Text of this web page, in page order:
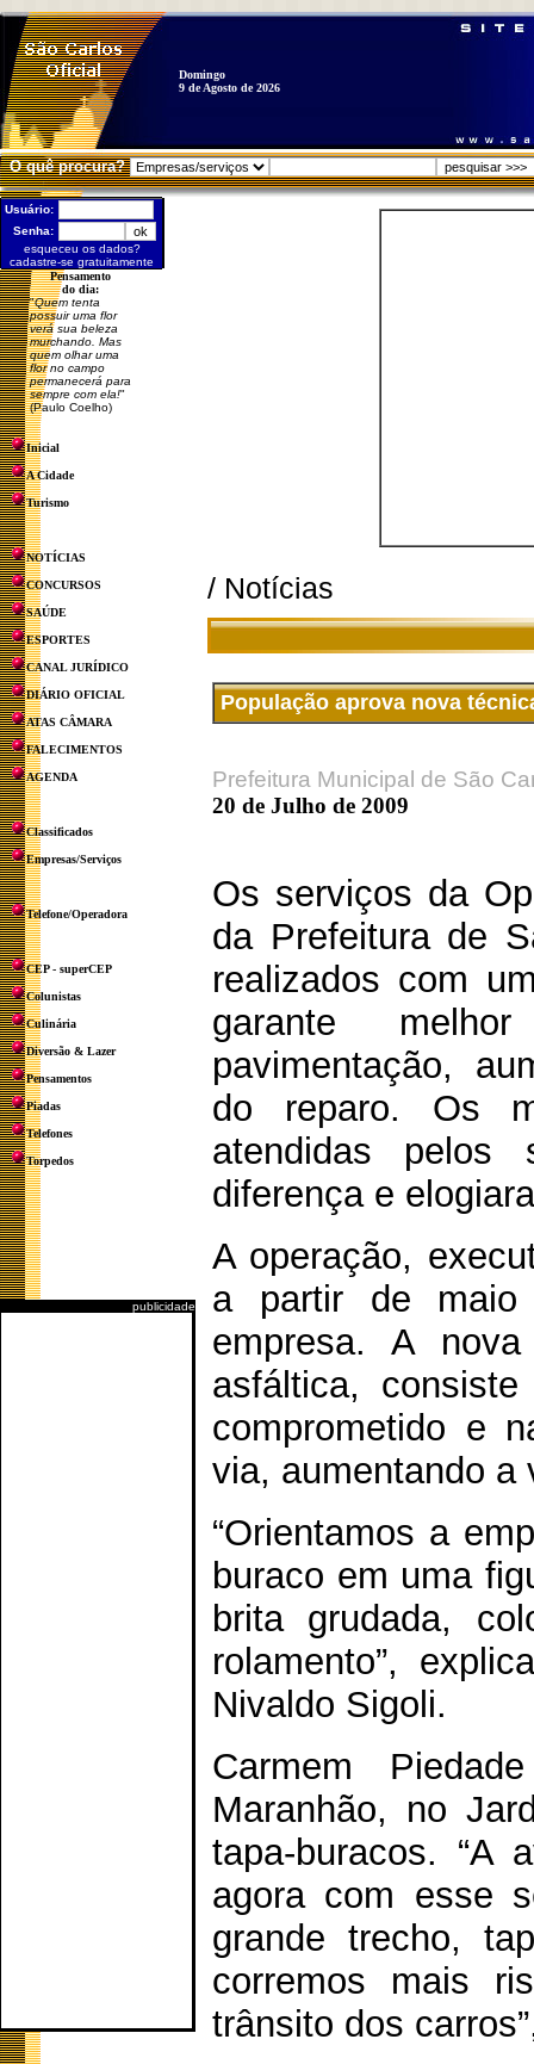
Domingo
9 de Agosto de 2026
O quê procura?
Usuário:
Senha:
esqueceu os dados?
cadastre-se gratuitamente
Pensamento
do dia:
"Quem tenta
possuir uma flor
verá sua beleza
murchando. Mas
quem olhar uma
flor no campo
permanecerá para
sempre com ela!"
(Paulo Coelho)
Inicial
A Cidade
Turismo
NOTÍCIAS
CONCURSOS
SAÚDE
ESPORTES
CANAL JURÍDICO
DIÁRIO OFICIAL
ATAS CÂMARA
FALECIMENTOS
AGENDA
Classificados
Empresas/Serviços
Telefone/Operadora
CEP - superCEP
Colunistas
Culinária
Diversão & Lazer
Pensamentos
Piadas
Telefones
Torpedos
publicidade
/ Notícias
População aprova nova
Prefeitura Municipal de São
20 de Julho de 2009
Os serviços da
da Prefeitura de
realizados com
garante
pavimentação,
do reparo. Os
atendidas pelos
diferença e
A operação,
a partir de maio
empresa. A
asfáltica,
comprometido e
via, aumentando a
“Orientamos a
buraco em uma
brita grudada,
rolamento”,
Nivaldo Sigoli.
Carmem
Maranhão, no
tapa-buracos. “A
agora com esse
grande trecho,
corremos mais
trânsito dos